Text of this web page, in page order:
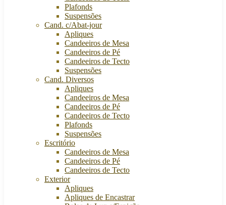
Plafonds
Suspensões
Cand. c/Abat-jour
Apliques
Candeeiros de Mesa
Candeeiros de Pé
Candeeiros de Tecto
Suspensões
Cand. Diversos
Apliques
Candeeiros de Mesa
Candeeiros de Pé
Candeeiros de Tecto
Plafonds
Suspensões
Escritório
Candeeiros de Mesa
Candeeiros de Pé
Candeeiros de Tecto
Exterior
Apliques
Apliques de Encastrar